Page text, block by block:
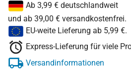
Ab 3,99 € deutschlandweit
und ab 39,00 € versandkostenfrei.
EU-weite Lieferung ab 5,99 €.
Express-Lieferung für viele
Versandinformationen